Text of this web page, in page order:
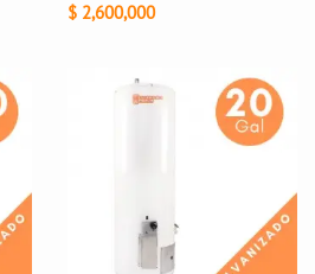
$ 2,600,000